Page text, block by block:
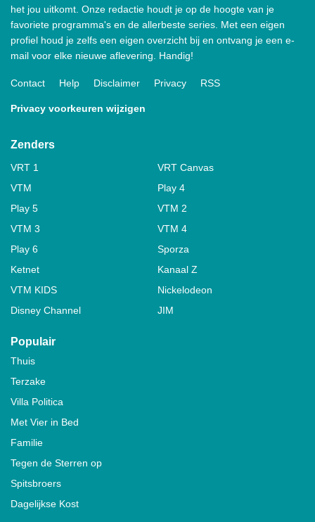
het jou uitkomt. Onze redactie houdt je op de hoogte van je
favoriete programma's en de allerbeste series. Met een eigen
profiel houd je zelfs een eigen overzicht bij en ontvang je een e-
mail voor elke nieuwe aflevering. Handig!
Contact Help Disclaimer Privacy RSS
Privacy voorkeuren wijzigen
Zenders
VRT 1
VRT Canvas
VTM
Play 4
Play 5
VTM 2
VTM 3
VTM 4
Play 6
Sporza
Ketnet
Kanaal Z
VTM KIDS
Nickelodeon
Disney Channel
JIM
Populair
Thuis
Terzake
Villa Politica
Met Vier in Bed
Familie
Tegen de Sterren op
Spitsbroers
Dagelijkse Kost